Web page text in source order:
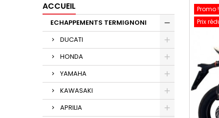
ACCUEIL
ECHAPPEMENTS TERMIGNONI
DUCATI
HONDA
YAMAHA
KAWASAKI
APRILIA
Promo !
Prix